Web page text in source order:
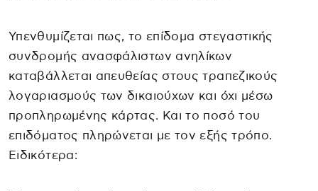
Υπενθυμίζεται πως, το επίδομα στεγαστικής
συνδρομής ανασφάλιστων ανηλίκων
καταβάλλεται απευθείας στους τραπεζικούς
λογαριασμούς των δικαιούχων και όχι μέσω
προπληρωμένης κάρτας. Και το ποσό του
επιδόματος πληρώνεται με τον εξής τρόπο.
Ειδικότερα: